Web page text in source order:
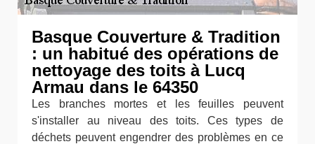
Basque Couverture & Tradition
: un habitué des opérations de
nettoyage des toits à Lucq
Armau dans le 64350
Les branches mortes et les feuilles peuvent
s'installer au niveau des toits. Ces types de
déchets peuvent engendrer des problèmes en ce